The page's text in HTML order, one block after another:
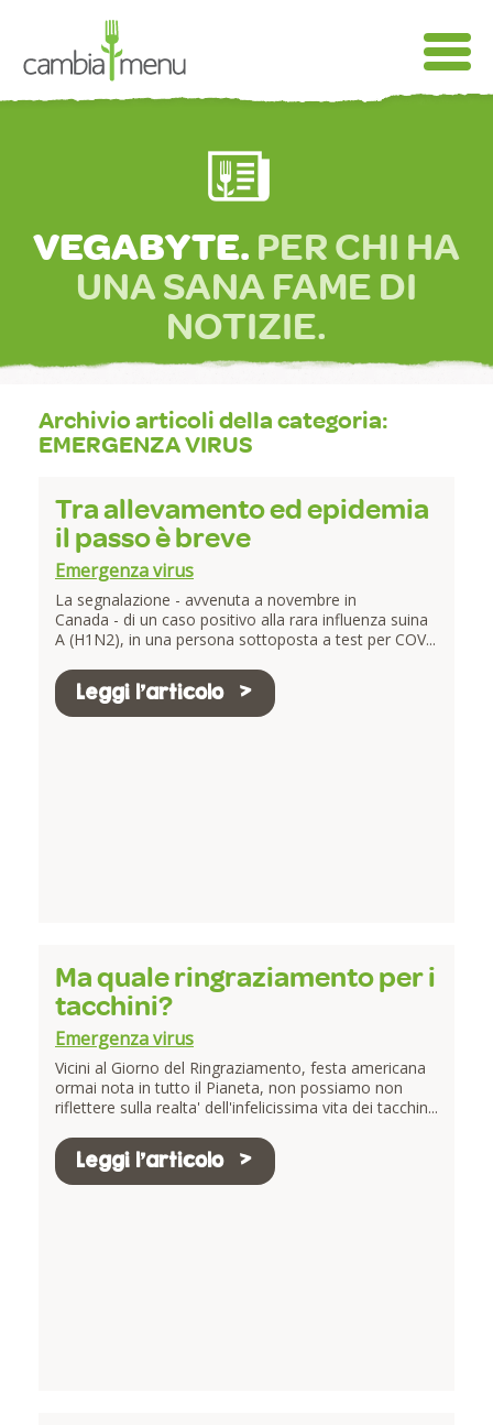
VEGABYTE.PER CHI HA
UNA SANA FAME DI
NOTIZIE.
Archivio articoli della categoria:
EMERGENZA VIRUS
Tra allevamento ed epidemia
il passo è breve
Emergenza virus
La segnalazione - avvenuta a novembre in
Canada - di un caso positivo alla rara influenza suina
A (H1N2), in una persona sottoposta a test per COV...
Leggi l'articolo
Ma quale ringraziamento per i
tacchini?
Emergenza virus
Vicini al Giorno del Ringraziamento, festa americana
ormai nota in tutto il Pianeta, non possiamo non
riflettere sulla realta' dell'infelicissima vita dei tacchin...
Leggi l'articolo